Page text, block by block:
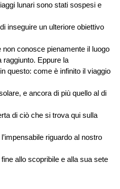
lunari sono stati sospesi e
inseguire un ulteriore obiettivo
conosce pienamente il luogo
raggiunto. Eppure la
questo: come è infinito il viaggio
e ancora di più quello al di
di ciò che si trova qui sulla
riguardo al nostro
allo scopribile e alla sua sete